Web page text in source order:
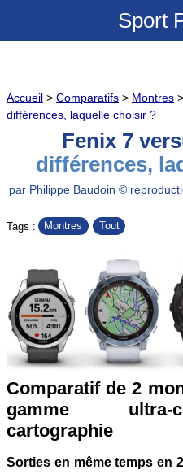
Sport
NOUVEAUTES
TESTS & REVUES
COMPARATIFS
CONSEILS
GRANDS COLS A VELO
SOLDES
Accueil > Comparatifs > Montres >
différences, laquelle choisir ?
Fenix 7
différences,
par Philippe Baudoin ©
Tags : Montres Tout
Comparatif de 2
gamme ultra-
cartographie
Sorties en même temps en